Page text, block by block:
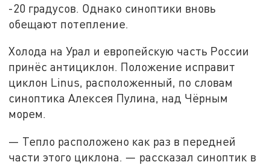
-20 градусов. Однако синоптики вновь
обещают потепление.
Холода на Урал и европейскую часть России
принёс антициклон. Положение исправит
циклон Linus, расположенный, по словам
синоптика Алексея Пулина, над Чёрным
морем.
— Тепло расположено как раз в передней
части этого циклона. — рассказал синоптик в